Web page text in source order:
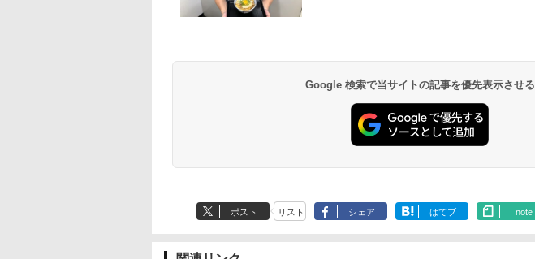
Google 検索で当サイトの記事を優先表示させる
ポスト リスト シェア はてブ note